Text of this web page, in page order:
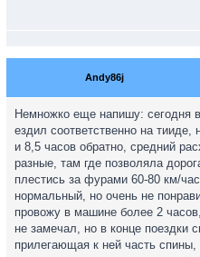
Andy86j
Немножко еще напишу: сегодня
ездил соответственно на
и 8,5 часов обратно, средний
разные, там где позволяла
плестись за фурами 60-80 км/
нормальный, но очень не
провожу в машине более 2
не замечал, но в конце поездки
прилегающая к ней часть